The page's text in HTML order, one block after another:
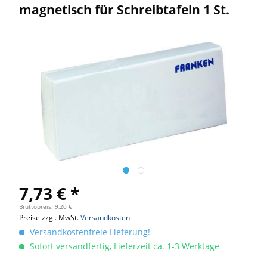
magnetisch für Schreibtafeln 1 St.
7,73 € *
Bruttopreis: 9,20 €
Preise zzgl. MwSt.Versandkosten
Versandkostenfreie Lieferung!
Sofort versandfertig, Lieferzeit ca. 1-3 Werktage